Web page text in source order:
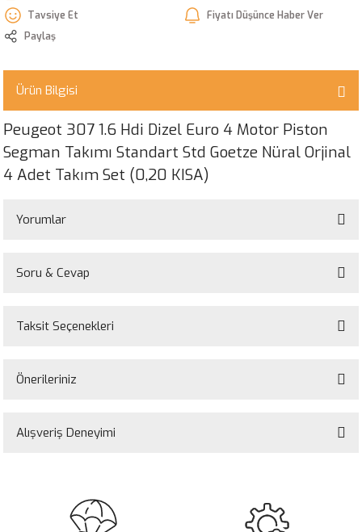
Tavsiye Et
Fiyatı Düşünce Haber Ver
Paylaş
Ürün Bilgisi
Peugeot 307 1.6 Hdi Dizel Euro 4 Motor Piston
Segman Takımı Standart Std Goetze Nüral Orjinal
4 Adet Takım Set (0,20 KISA)
Yorumlar
Soru & Cevap
Ürün hakkında henüz soru sorulmamış.
Taksit Seçenekleri
Önerileriniz
yetersiz gördüğünüz noktaları öneri formunu kullanarak tarafımıza
Ürün resmi kalitesiz, bozuk veya görüntülenemiyor.
Ürün açıklamasında eksik bilgiler bulunuyor.
Alışveriş Deneyimi